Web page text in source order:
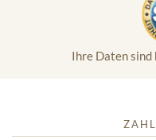
Ihre Daten sind